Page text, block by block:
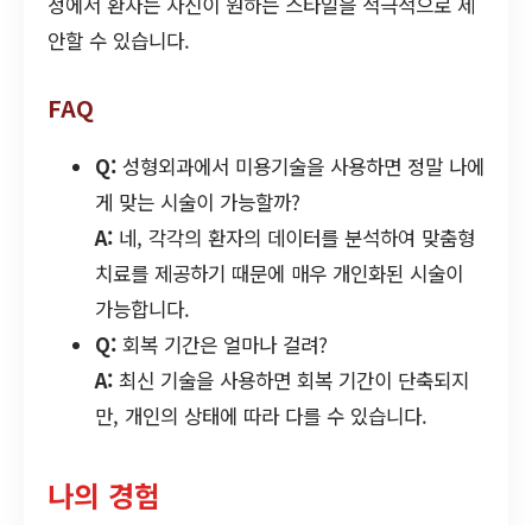
안할 수 있습니다.
FAQ
Q: 성형외과에서 미용기술을 사용하면 정말 나에
게 맞는 시술이 가능할까?
A: 네, 각각의 환자의 데이터를 분석하여 맞춤형
치료를 제공하기 때문에 매우 개인화된 시술이
가능합니다.
Q: 회복 기간은 얼마나 걸려?
A: 최신 기술을 사용하면 회복 기간이 단축되지
만, 개인의 상태에 따라 다를 수 있습니다.
나의 경험